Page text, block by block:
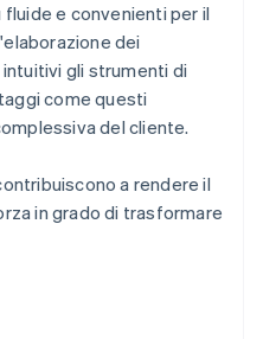
e convenienti per il
dei
gli strumenti di
come questi
del cliente.
a rendere il
in grado di trasformare